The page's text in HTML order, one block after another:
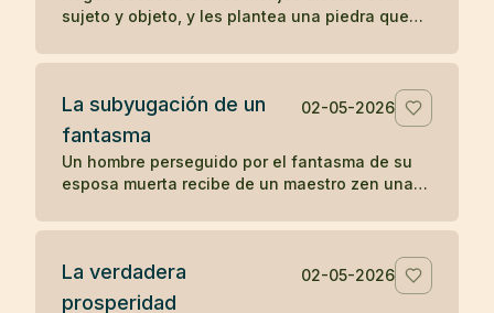
sujeto y objeto, y les plantea una piedra que
La subyugación de un
fantasma
02-05-2026
Un hombre perseguido por el fantasma de su
esposa muerta recibe de un maestro zen una
La verdadera
prosperidad
02-05-2026